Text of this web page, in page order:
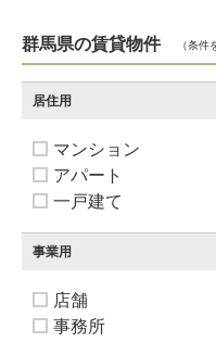
群馬県の賃貸物件 （条件
居住用
マンション
アパート
一戸建て
事業用
店舗
事務所